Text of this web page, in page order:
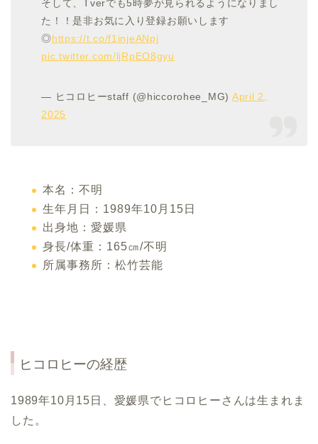
そして、Tverでも5時夢が見られるようになりまし
た！！是非お気に入り登録お願いします
◎https://t.co/f1injeANpj
pic.twitter.com/ljRpEO8gyu
— ヒコロヒーstaff (@hiccorohee_MG) April 2,
2025
本名：不明
生年月日：1989年10月15日
出身地：愛媛県
身長/体重：165㎝/不明
所属事務所：松竹芸能
ヒコロヒーの経歴
1989年10月15日、愛媛県でヒコロヒーさんは生まれま
した。